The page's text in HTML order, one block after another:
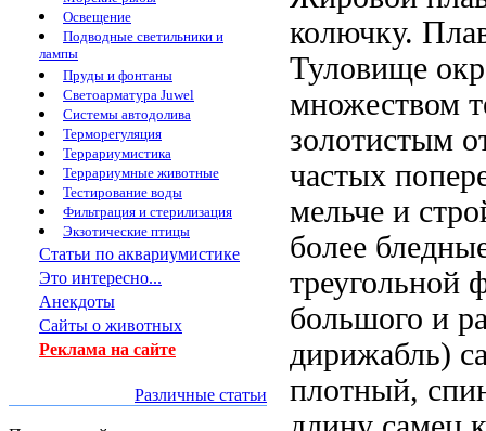
Освещение
Подводные светильники и
лампы
Пруды и фонтаны
Светоарматура Juwel
Системы автодолива
Терморегуляция
Террариумистика
Террариумные животные
Тестирование воды
Фильтрация и стерилизация
Экзотические птицы
Статьи по аквариумистике
Это интересно...
Анекдоты
Сайты о животных
Реклама на сайте
Различные статьи
колючку.
Туловище
множеством
золотистым
частых
мельче и
более
треугольной
большого и
дирижабль)
плотный,